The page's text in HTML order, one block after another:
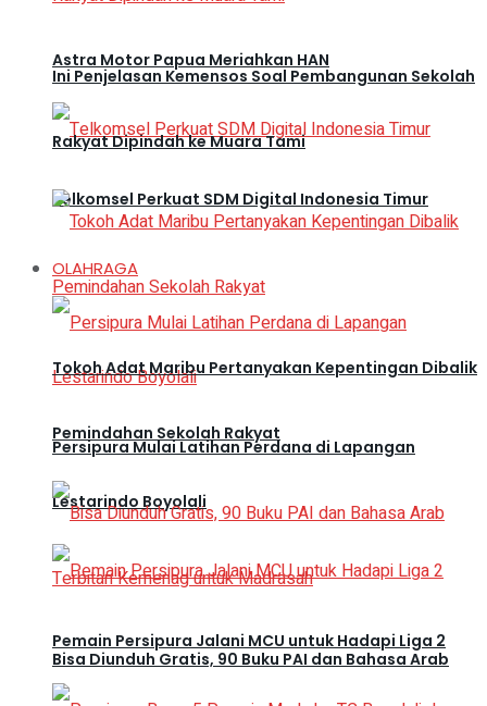
Astra Motor Papua Meriahkan HAN
Telkomsel Perkuat SDM Digital Indonesia Timur
OLAHRAGA
Persipura Mulai Latihan Perdana di Lapangan
Lestarindo Boyolali
Pemain Persipura Jalani MCU untuk Hadapi Liga 2
Ini Penjelasan Kemensos Soal Pembangunan Sekolah
Rakyat Dipindah ke Muara Tami
Tokoh Adat Maribu Pertanyakan Kepentingan Dibalik
Pemindahan Sekolah Rakyat
Bisa Diunduh Gratis, 90 Buku PAI dan Bahasa Arab